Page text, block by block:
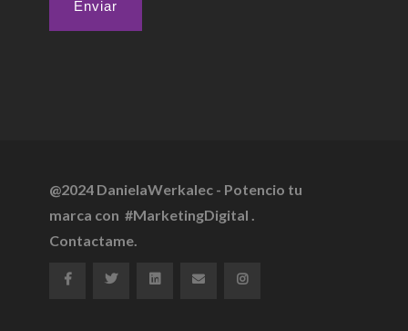
@2024 DanielaWerkalec - Potencio tu
marca con #MarketingDigital .
Contactame.